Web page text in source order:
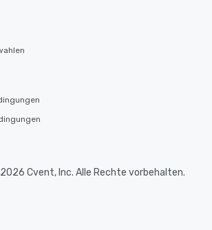
Cvent, Inc. Alle Rechte vorbehalten.